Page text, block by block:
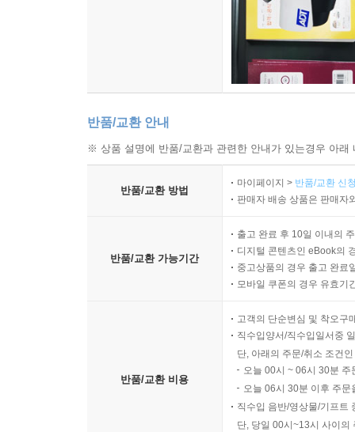
반품/교환 안내
※ 상품 설명에 반품/교환과 관련한 안내가 있는경우 아
반품/교환 방법
마이페이지 > 반품/교환 신
판매자 배송 상품은 판매자
반품/교환 가능기간
출고 완료 후 10일 이내의
디지털 콘텐츠인 eBook의
중고상품의 경우 출고 완료
모바일 쿠폰의 경우 유효기
반품/교환 비용
고객의 단순변심 및 착오구
직수입양서/직수입일서중
단, 아래의 주문/취소 조건
오늘 00시 ~ 06시 30분
오늘 06시 30분 이후 주
직수입 음반/영상물/기프트
단, 당일 00시~13시 사이의